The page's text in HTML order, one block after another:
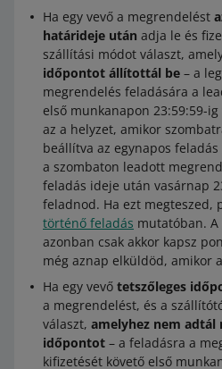
Ha egy vevő a megrendelést
határideje után adja le és
szállítási módot választ,
időpontot állítottál be – a
megrendelés feladására a
első munkanapon 23:59:59-
az a helyzet, amikor
beállítva az egynapos
a szombaton leadott
feladás ideje után vasárnap
feladnod. Ha ezt megteszed,
történő feladás mutatóban. A
azonban csak akkor kapsz
még aznap elküldöd, amikor
Ha egy vevő tetszőleges
a megrendelést, és a
választ, amelyhez nem adtál
időpontot – a feladásra a
kifizetését követő első